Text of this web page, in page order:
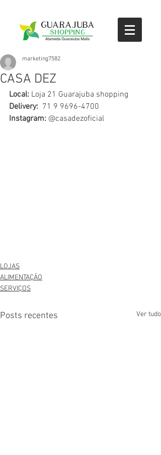
CASA DEZ
marketing7582
Local: Loja 21 Guarajuba shopping
Delivery:
  71 9 9696-4700
Instagram: @casadezoficial
LOJAS
ALIMENTAÇÃO
SERVIÇOS
Posts recentes Ver tudo